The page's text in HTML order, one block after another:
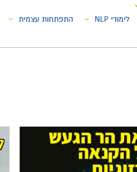
לימודי NLP התפתחות עצמית